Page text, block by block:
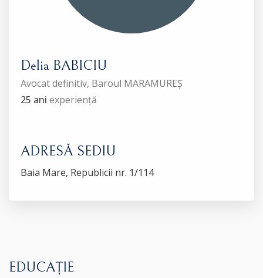
Delia BABICIU
Avocat definitiv, Baroul MARAMUREȘ
25 ani experiență
ADRESĂ SEDIU
Baia Mare, Republicii nr. 1/114
EDUCAȚIE